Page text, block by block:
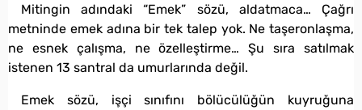
Mitingin adındaki “Emek” sözü, aldatmaca… Çağrı
metninde emek adına bir tek talep yok. Ne taşeronlaşma,
ne esnek çalışma, ne özelleştirme… Şu sıra satılmak
istenen 13 santral da umurlarında değil.
Emek sözü, işçi sınıfını bölücülüğün kuyruğuna